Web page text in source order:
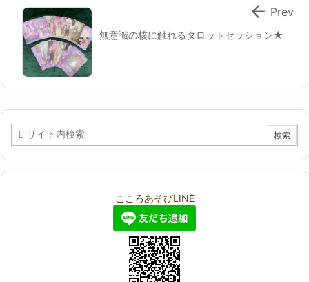
無意識の核に触れるタロットセッション★
 Prev
こころあそびLINE